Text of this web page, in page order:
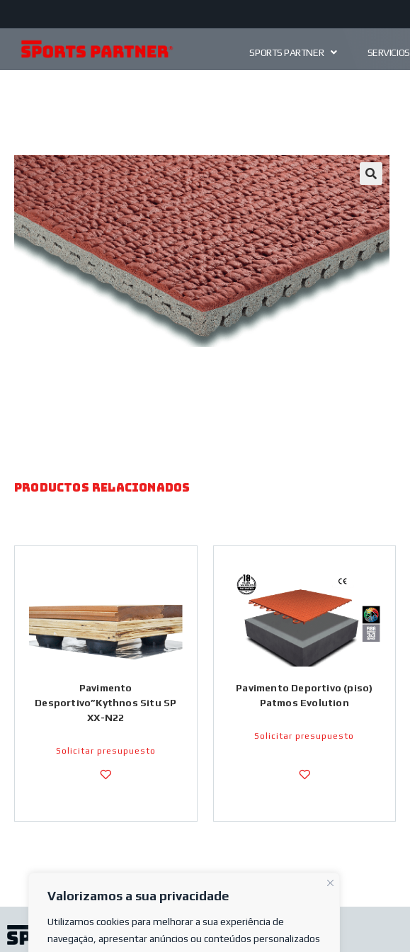
Valorizamos a sua privacidade
Utilizamos cookies para melhorar a sua experiência de
navegação, apresentar anúncios ou conteúdos personalizados
SPORTS PARTNER SERVICIOS
🔍
Productos relacionados
Pavimento
Desportivo”Kythnos Situ SP
XX-N22
Solicitar presupuesto
Pavimento Deportivo (piso)
Patmos Evolution
Solicitar presupuesto